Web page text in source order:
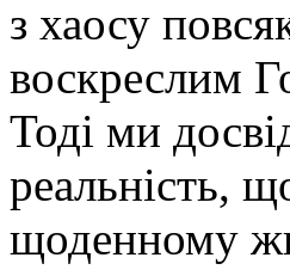
з хаосу
воскреслим
Тоді ми
реальність,
щоденному